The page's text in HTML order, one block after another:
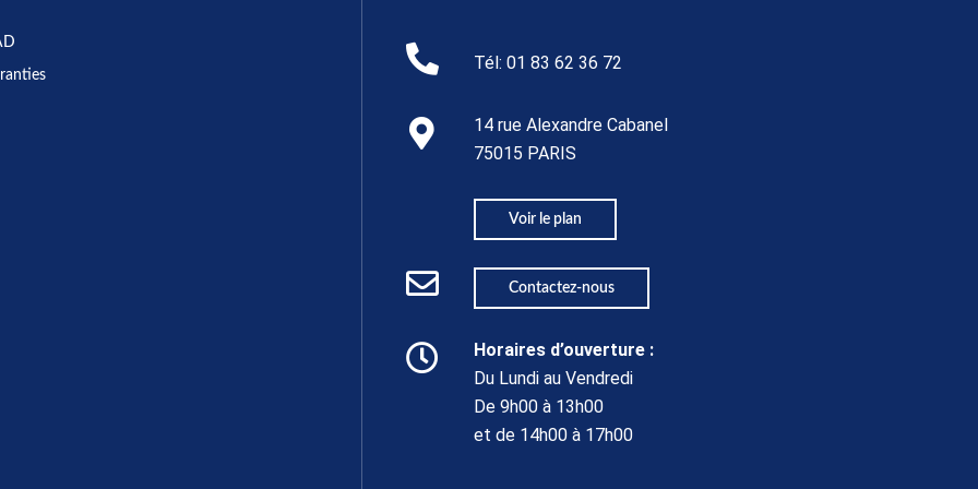
Tél:01 83 62 36 72
14 rue Alexandre Cabanel
75015 PARIS​
Voir le plan
Contactez-nous
Horaires d’ouverture :
Du Lundi au Vendredi
De 9h00 à 13h00
et de 14h00 à 17h00